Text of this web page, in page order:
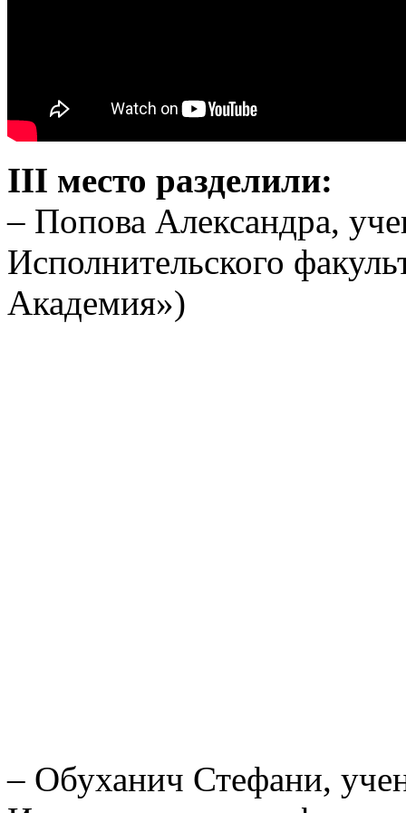
III место разделили:
– Попова Александра,
Исполнительского
Академия»)
– Обуханич Стефани,